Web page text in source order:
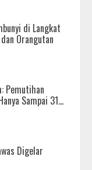
di Langkat
Orangutan
Pemutihan
Sampai 31
Digelar